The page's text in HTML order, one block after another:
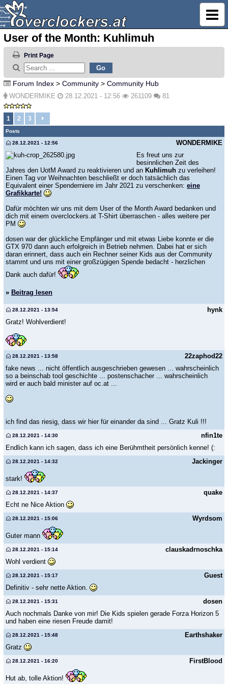
User of the Month: Kuhlimuh
Print Page
Forum Index > Community > Community Hub
WONDERMIKE 28.12.2021 - 12:56 261109 81
1 2 3
Posts
WONDERMIKE
28.12.2021 - 12:56
Es freut uns zur
besinnlichen Zeit des
Jahres den UotM Award zu reaktivieren und an Kuhlimuh zu verleihen!
Einen Tag vor Weihnachten beschließt er doch tatsächlich das
Equivalent einer Spenderniere im Jahr 2021 zu verschenken: eine
Grafikkarte!
Dafür möchten wir uns mit dem User of the Month Award bedanken und
dich mit einem overclockers.at T-Shirt überraschen - alles weitere per
PM
dosen war der glückliche Empfänger und mit etwas Liebe konnte er die
GTX 970 dann auch erfolgreich in Betrieb nehmen. Dabei hat er sich
daran erinnert, dass auch ein Rechner seiner Kids aus der Community
stammt und uns mit einer großzügigen Spende bedacht - herzlichen
Dank auch dafür!
» Beitrag lesen
hynk
28.12.2021 - 13:54
Gratz! Wohlverdient!
22zaphod22
28.12.2021 - 13:58
fake news ... nicht öffentlich ausgeschrieben gewesen ... wahrscheinlich
so a beinschab tool geschichte ... postenschacher ... wahrscheinlich
wird er auch bald minister auf oc.at ...
ich find das riesig, dass wir hier für einander da sind ... Gratz Kuli !!!
nfin1te
28.12.2021 - 14:30
Endlich kann ich sagen, dass ich eine Berühmtheit persönlich kenne! (:
Jackinger
28.12.2021 - 14:32
stark!
quake
28.12.2021 - 14:37
Echt ne Nice Aktion
Wyrdsom
28.12.2021 - 15:06
Guter mann
clauskadrnoschka
28.12.2021 - 15:14
Wohl verdient
Guest
28.12.2021 - 15:17
Definitiv - sehr nette Aktion.
dosen
28.12.2021 - 15:31
Auch nochmals Danke von mir! Die Kids spielen gerade Forza Horizon 5
und haben eine riesen Freude damit!
Earthshaker
28.12.2021 - 15:48
Gratz
FirstBlood
28.12.2021 - 16:20
Hut ab, tolle Aktion!